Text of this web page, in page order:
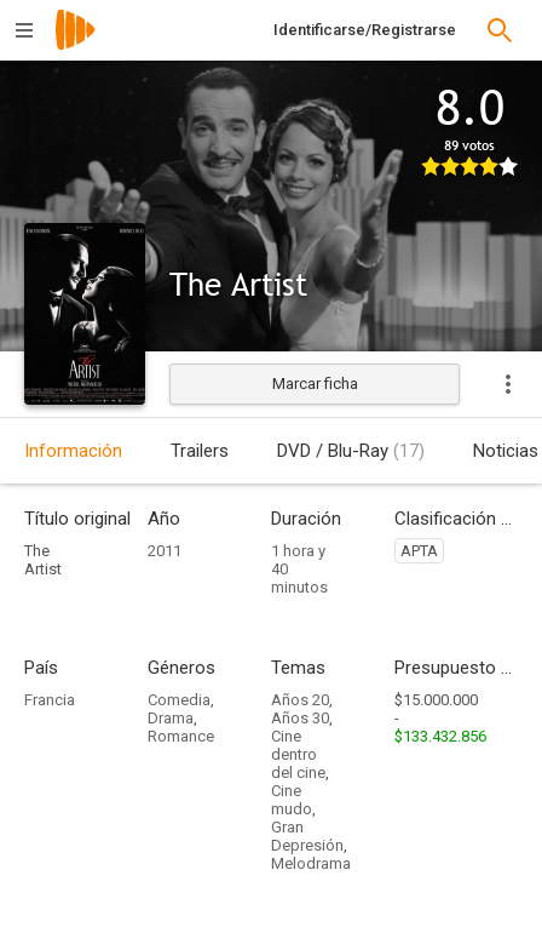
Identificarse/Registrarse
8.0
89 votos
The Artist
Estrenada
Marcar ficha
Información Trailers DVD / Blu-Ray (17) Noticias
Título original
The
Artist
Año
2011
Duración
1 hora y
40
minutos
Clasificación por edades
APTA
País
Francia
Géneros
Comedia,
Drama,
Romance
Temas
Años 20,
Años 30,
Cine
dentro
del cine,
Cine
mudo,
Gran
Depresión,
Melodrama
Presupuesto - Ingresos
$15.000.000
-
$133.432.856